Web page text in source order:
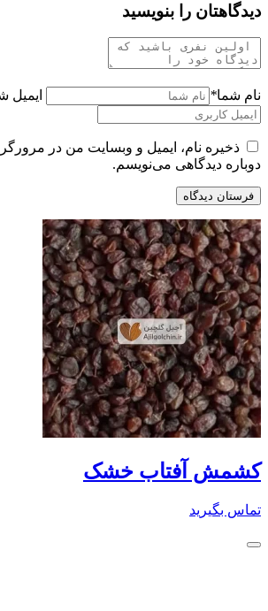
دیدگاهتان را بنویسید
نام شما* ایمیل
ذخیره نام، ایمیل و وبسایت من در
دوباره دیدگاهی می‌نویسم.
کشمش آفتاب خشک
تماس بگیرید